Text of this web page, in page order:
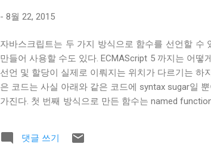
- 8월 22, 2015
자바스크립트는 두 가지 방식으로 함수를 선언할 수
만들어 사용할 수도 있다. ECMAScript 5 까지는 어
선언 및 할당이 실제로 이뤄지는 위치가 다르기는
은 코드는 사실 아래와 같은 코드에 syntax sugar일
가진다. 첫 번째 방식으로 만든 함수는 named
댓글 쓰기